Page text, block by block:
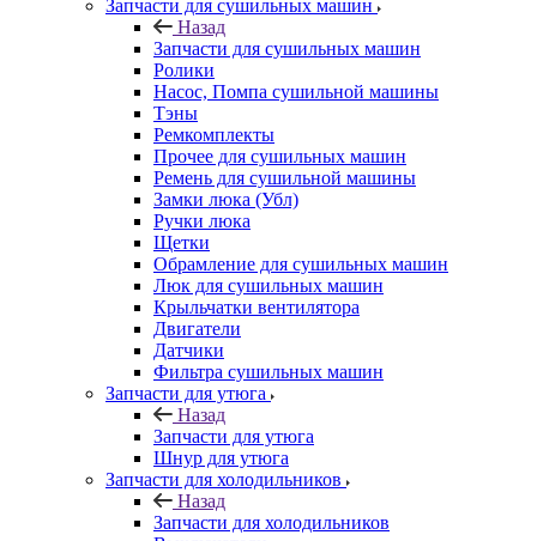
Запчасти для сушильных машин
Назад
Запчасти для сушильных машин
Ролики
Насос, Помпа сушильной машины
Тэны
Ремкомплекты
Прочее для сушильных машин
Ремень для сушильной машины
Замки люка (Убл)
Ручки люка
Щетки
Обрамление для сушильных машин
Люк для сушильных машин
Крыльчатки вентилятора
Двигатели
Датчики
Фильтра сушильных машин
Запчасти для утюга
Назад
Запчасти для утюга
Шнур для утюга
Запчасти для холодильников
Назад
Запчасти для холодильников